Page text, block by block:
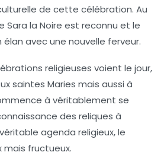
de cette célébration. Au
Sara la Noire est reconnu et le
avec une nouvelle ferveur.
religieuses voient le jour,
saintes Maries mais aussi à
à véritablement se
des reliques à
agenda religieux, le
mais fructueux.